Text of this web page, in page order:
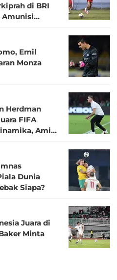
di BRI
Amunisi
Emil
Monza
Herdman
FIFA
Amit-
Dunia
Siapa?
Juara di
Minta